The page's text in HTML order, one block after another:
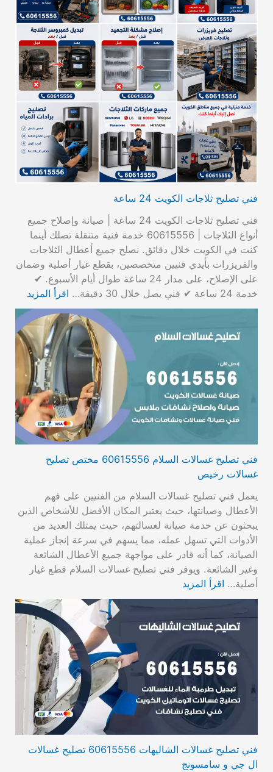
فني تصليح ثلاجات الكويت 24 ساعة
فني تصليح ثلاجات الكويت 24 ساعة | صيانة وإصلاح جميع
أنواع الثلاجات | 60615556 خدمة فنية متنقلة تصلك أينما
كنت في الكويت خلال دقائق. نصلح جميع أعطال الثلاجات
والفريزرات بأيدي فنيين متخصصين، بقطع غيار أصلية وضمان
على الإصلاح، على مدار 24 ساعة طوال أيام الأسبوع. ✔
خدمة 24 ساعة ✔ فني يصل خلال 30 دقيقة…
اقرأ المزيد
فني تصليح غسالات السلام 60615556 مختص تصليح
غسالات رخيص
يعمل فني تصليح غسالات السلام من الفنيين على فهم
الأعطال وصيانتها، حيث يعتبر المكان الأفضل للأشخاص الذين
يبحثون عن خدمة صيانة لغسالتهم، حيث يمتلك العديد من
الأدوات التي تسهل عمله، مما يسهم في سرعة إنجاز عملية
الصيانة، كما أنه قادر على مواجهة جميع الأعطال الشائعة
وغير الشائعة. ويوفر فني تصليح غسالات السلام قطع غيار
أصلية… اقرأ المزيد
فني تصليح غسالات الشاليهات 60615556 تصليح غسالات
ال جي و سامسونج